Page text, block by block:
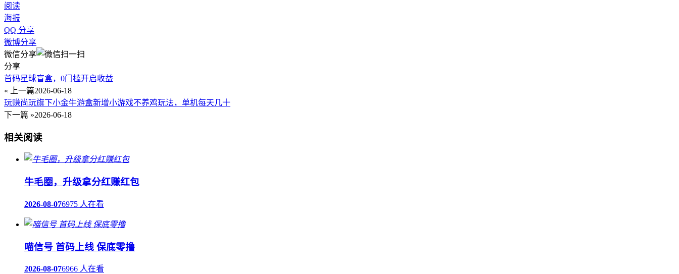
阅读
海报
QQ 分享
微博分享
微信分享
分享
首码星球盲盒，0门槛开启收益
« 上一篇2026-06-18
玩赚尚玩旗下小金牛游盒新增小游戏不养鸡玩法，单机每天几十
下一篇 »2026-06-18
相关阅读
牛毛圈，升级拿分红赚红包
2026-08-076975 人在看
喵信号 首码上线 保底零撸
2026-08-076966 人在看